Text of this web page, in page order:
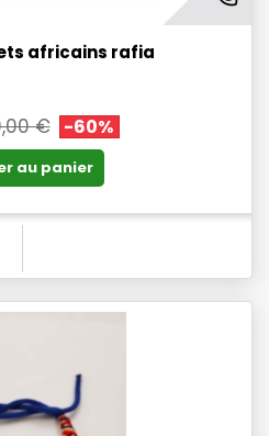
africains rafia
€ -60%
au panier